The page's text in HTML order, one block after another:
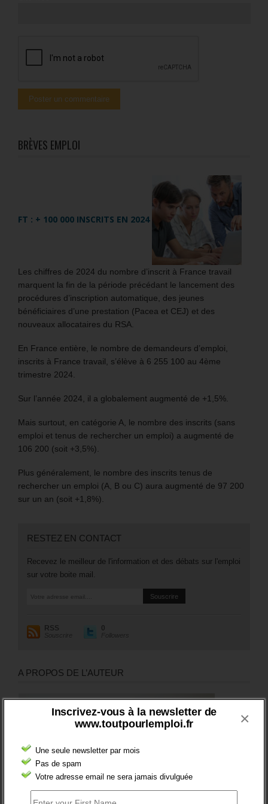
Inscrivez-vous à la newsletter de
www.toutpourlemploi.fr
Une seule newsletter par mois
Pas de spam
Votre adresse email ne sera jamais divulguée
×
BRÈVES EMPLOI
FT : + 100 000 INSCRITS EN 2024
Les chiffres de 2024 du nombre d’inscrit à France travail
marquent la fin de la période précédant le lancement des
procédures d’inscription automatique, des jeunes
bénéficiaires d’une prestation (Pacea et CEJ) et des
nouveaux allocataires du RSA.
En France entière, le nombre de demandeurs d’emploi,
inscrits à France travail, s’élève à 6 255 100 au 4ème
trimestre 2024.
Sur l’année 2024, il a globalement augmenté de +1,5%.
Mais surtout, en catégorie A, le nombre des inscrits (sans
emploi et tenus de rechercher un emploi) a augmenté de
106 200 (soit +3,5%).
Plus généralement, le nombre des inscrits tenus de
rechercher un emploi (A, B ou C) aura augmenté de 97 200
sur un an (soit +1,8%).
RESTEZ EN CONTACT
Recevez le meilleur de l'information et des débats sur l'emploi
sur votre boite mail.
RSS
Souscrire
0
Followers
A PROPOS DE L’AUTEUR